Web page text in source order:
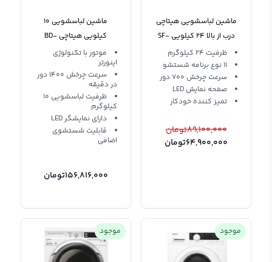
ماشین لباسشویی هیتاچی
درب از بالا 24 کیلویی SF-
P240XWV Hitachi
Washing Machine
ظرفیت 24 کیلوگرم
11 نوع برنامه شستشو
سرعت چرخش 700 دور
صفحه نمایش LED
تمیز کننده خودکار
64,900,000تومان
89,100,000تومان
ماشین لباسشویی 10
کیلویی هیتاچی BD-
100XFVEM
موتور با تکنولوژی
اینورتر
سرعت چرخش 1400 دور
در دقیقه
ظرفیت لباسشویی 10
کیلوگرم
دارای نمایشگر LED
قابلیت شستشوی
اضافی
156,816,000تومان
موجود موجود